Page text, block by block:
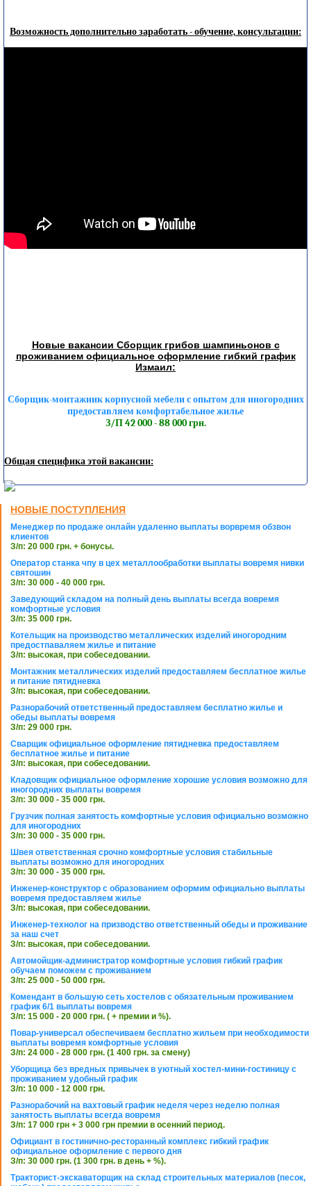
Возможность дополнительно заработать - обучение, консультации:
Новые вакансии Сборщик грибов шампиньонов с
проживанием официальное оформление гибкий график
Измаил:
Сборщик-монтажник корпусной мебели с опытом для иногородних
предоставляем комфортабельное жилье
З/П 42 000 - 88 000 грн.
Общая специфика этой вакансии:
НОВЫЕ ПОСТУПЛЕНИЯ
Менеджер по продаже онлайн удаленно выплаты ворвремя обзвон
клиентов
З/п: 20 000 грн. + бонусы.
Оператор станка чпу в цех металлообработки выплаты вовремя нивки
святошин
З/п: 30 000 - 40 000 грн.
Заведующий складом на полный день выплаты всегда вовремя
комфортные условия
З/п: 35 000 грн.
Котельщик на производство металлических изделий иногородним
предостпаваляем жилье и питание
З/п: высокая, при собеседовании.
Монтажник металлических изделий предоставляем бесплатное жилье
и питание пятидневка
З/п: высокая, при собеседовании.
Разнорабочий ответственный предоставляем бесплатно жилье и
обеды выплаты вовремя
З/п: 29 000 грн.
Сварщик официальное оформление пятидневка предоставляем
бесплатное жилье и питание
З/п: высокая, при собеседовании.
Кладовщик официальное оформление хорошие условия возможно для
иногородних выплаты вовремя
З/п: 30 000 - 35 000 грн.
Грузчик полная занятость комфортные условия официально возможно
для иногородних
З/п: 30 000 - 35 000 грн.
Швея ответственная срочно комфортные условия стабильные
выплаты возможно для иногородних
З/п: 30 000 - 35 000 грн.
Инженер-конструктор с образованием оформим официально выплаты
вовремя предоставляем жилье
З/п: высокая, при собеседовании.
Инженер-технолог на призводство ответственный обеды и проживание
за наш счет
З/п: высокая, при собеседовании.
Автомойщик-администратор комфортные условия гибкий график
обучаем поможем с проживанием
З/п: 25 000 - 50 000 грн.
Комендант в большую сеть хостелов с обязательным проживанием
график 6/1 выплаты вовремя
З/п: 15 000 - 20 000 грн. ( + премии и %).
Повар-универсал обеспечиваем бесплатно жильем при необходимости
выплаты вовремя комфортные условия
З/п: 24 000 - 28 000 грн. (1 400 грн. за смену)
Уборщица без вредных привычек в уютный хостел-мини-гостиницу с
проживанием удобный график
З/п: 10 000 - 12 000 грн.
Разнорабочий на вахтовый график неделя через неделю полная
занятость выплаты всегда вовремя
З/п: 17 000 грн + 3 000 грн премии в осенний период.
Официант в гостинично-ресторанный комплекс гибкий график
официальное оформление с первого дня
З/п: 30 000 грн. (1 300 грн. в день + %).
Тракторист-экскаваторщик на склад строительных материалов (песок,